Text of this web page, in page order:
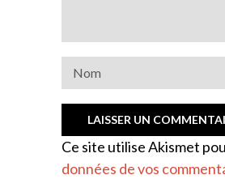
Ce site utilise Akismet
données de vos